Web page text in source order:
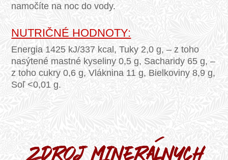
namočíte na noc do vody.
NUTRIČNÉ HODNOTY:
Energia 1425 kJ/337 kcal, Tuky 2,0 g, – z toho
nasýtené mastné kyseliny 0,5 g, Sacharidy 65 g, –
z toho cukry 0,6 g, Vláknina 11 g, Bielkoviny 8,9 g,
Soľ <0,01 g.